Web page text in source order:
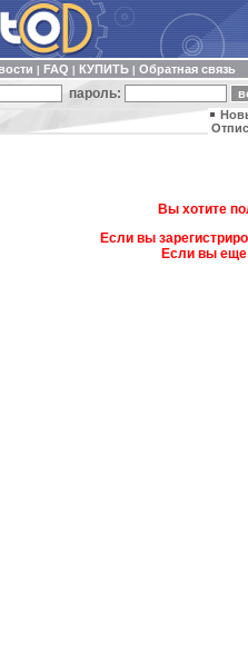
FAQ КУПИТЬ Обратная связь
пароль:
Вы хотите
Если вы
Если вы еще